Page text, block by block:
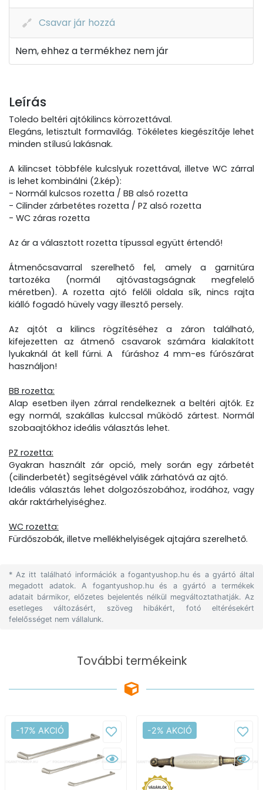
Csavar jár hozzá
Nem, ehhez a termékhez nem jár
Leírás
Toledo beltéri ajtókilincs körrozettával.
Elegáns, letisztult formavilág. Tökéletes kiegészítője lehet
minden stílusú lakásnak.
A kilincset többféle kulcslyuk rozettával, illetve WC zárral
is lehet kombinálni (2.kép):
- Normál kulcsos rozetta / BB alsó rozetta
- Cilinder zárbetétes rozetta / PZ alsó rozetta
- WC záras rozetta
Az ár a választott rozetta típussal együtt értendő!
Átmenőcsavarral szerelhető fel, amely a garnitúra
tartozéka (normál ajtóvastagságnak megfelelő
méretben). A rozetta ajtó felőli oldala sík, nincs rajta
kiálló fogadó hüvely vagy illesztő persely.
Az ajtót a kilincs rögzítéséhez a záron található,
kifejezetten az átmenő csavarok számára kialakított
lyukaknál át kell fúrni. A fúráshoz 4 mm-es fúrószárat
használjon!
BB rozetta:
Alap esetben ilyen zárral rendelkeznek a beltéri ajtók. Ez
egy normál, szakállas kulccsal működő zártest. Normál
szobaajtókhoz ideális választás lehet.
PZ rozetta:
Gyakran használt zár opció, mely során egy zárbetét
(cilinderbetét) segítségével válik zárhatóvá az ajtó.
Ideális választás lehet dolgozószobához, irodához, vagy
akár raktárhelyiséghez.
WC rozetta:
Fürdőszobák, illetve mellékhelyiségek ajtajára szerelhető.
* Az itt található információk a fogantyushop.hu és a gyártó által
megadott adatok. A fogantyushop.hu és a gyártó a termékek
adatait bármikor, előzetes bejelentés nélkül megváltoztathatják. Az
esetleges változásért, szöveg hibákért, fotó eltérésekért
felelősséget nem vállalunk.
További termékeink
-17% AKCIÓ -2% AKCIÓ